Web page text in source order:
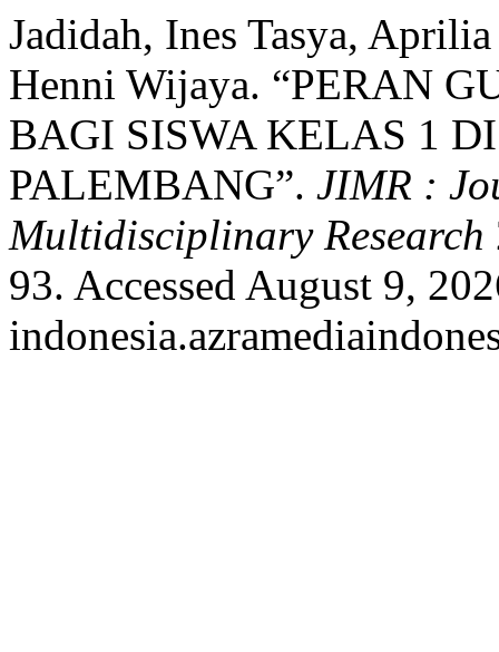
Jadidah, Ines Tasya,
Henni Wijaya. “PERAN
BAGI SISWA KELAS 1
PALEMBANG”. JIMR :
Multidisciplinary Research
93. Accessed August 9,